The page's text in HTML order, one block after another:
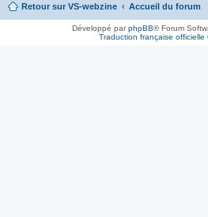
Retour sur VS-webzine Accueil du forum
Développé parphpBB® Forum
Traduction française officielle